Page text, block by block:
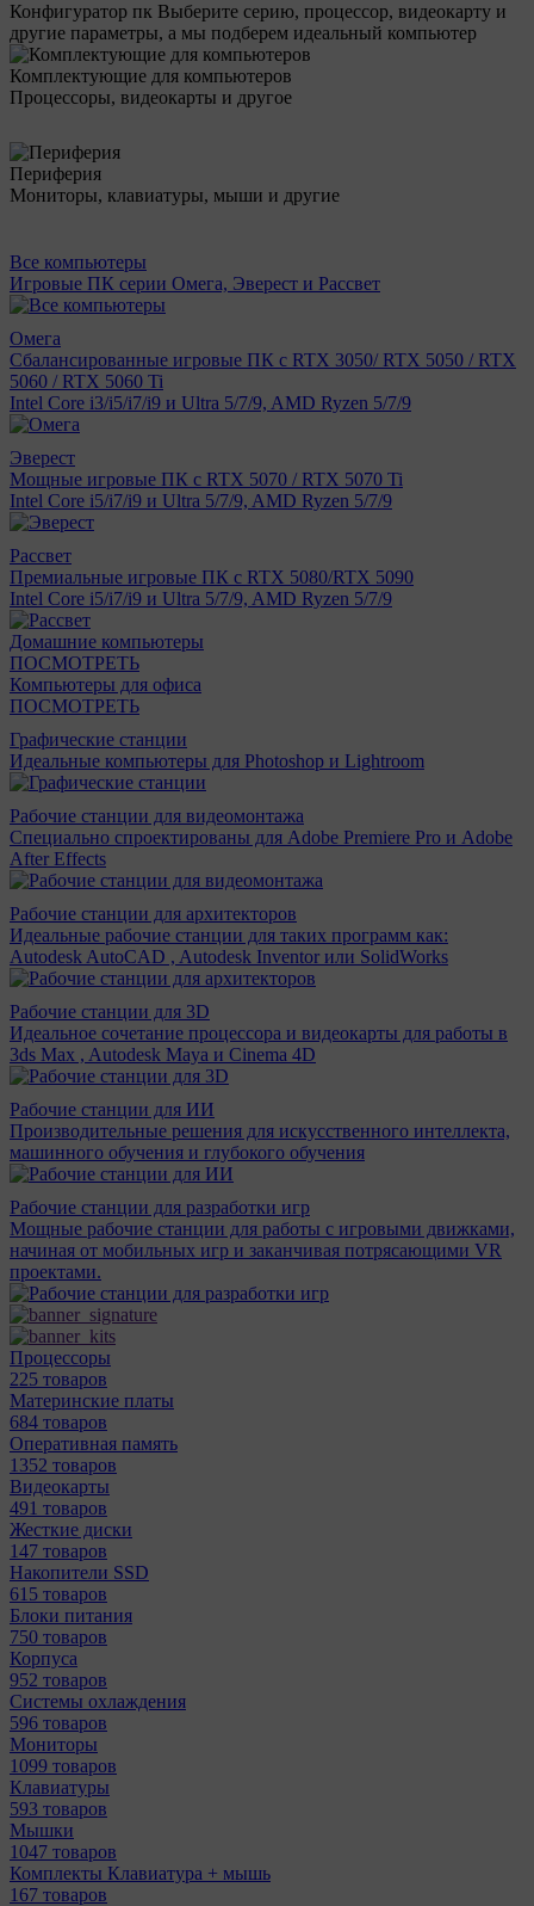
Конфигуратор пк Выберите серию, процессор, видеокарту и
другие параметры, а мы подберем идеальный компьютер
Комплектующие для компьютеров
Процессоры, видеокарты и другое
Периферия
Мониторы, клавиатуры, мыши и другие
Все компьютеры
Игровые ПК серии Омега, Эверест и Рассвет
Омега
Сбалансированные игровые ПК с RTX 3050/ RTX 5050 / RTX
5060 / RTX 5060 Ti
Intel Core i3/i5/i7/i9 и Ultra 5/7/9, AMD Ryzen 5/7/9
Эверест
Мощные игровые ПК с RTX 5070 / RTX 5070 Ti
Intel Core i5/i7/i9 и Ultra 5/7/9, AMD Ryzen 5/7/9
Рассвет
Премиальные игровые ПК с RTX 5080/RTX 5090
Intel Core i5/i7/i9 и Ultra 5/7/9, AMD Ryzen 5/7/9
Домашние компьютеры
ПОСМОТРЕТЬ
Компьютеры для офиса
ПОСМОТРЕТЬ
Графические станции
Идеальные компьютеры для Photoshop и Lightroom
Рабочие станции для видеомонтажа
Специально спроектированы для Adobe Premiere Pro и Adobe
After Effects
Рабочие станции для архитекторов
Идеальные рабочие станции для таких программ как:
Autodesk AutoCAD , Autodesk Inventor или SolidWorks
Рабочие станции для 3D
Идеальное сочетание процессора и видеокарты для работы в
3ds Max , Autodesk Maya и Cinema 4D
Рабочие станции для ИИ
Производительные решения для искусственного интеллекта,
машинного обучения и глубокого обучения
Рабочие станции для разработки игр
Мощные рабочие станции для работы с игровыми движками,
начиная от мобильных игр и заканчивая потрясающими VR
проектами.
Процессоры
225 товаров
Материнcкие платы
684 товаров
Оперативная память
1352 товаров
Видеокарты
491 товаров
Жесткие диски
147 товаров
Накопители SSD
615 товаров
Блоки питания
750 товаров
Корпуса
952 товаров
Системы охлаждения
596 товаров
Мониторы
1099 товаров
Клавиатуры
593 товаров
Мышки
1047 товаров
Комплекты Клавиатура + мышь
167 товаров